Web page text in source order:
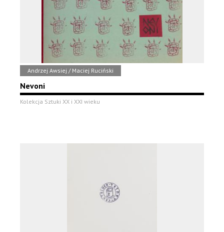
Andrzej Awsiej / Maciej Ruciński
Nevoni
Kolekcja Sztuki XX i XXI wieku